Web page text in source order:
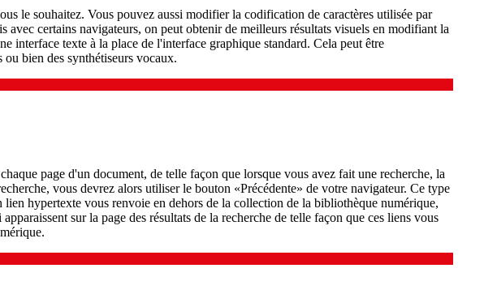
le souhaitez. Vous pouvez aussi modifier la codification de caractères utilisée par
certains navigateurs, on peut obtenir de meilleurs résultats visuels en modifiant la
interface texte à la place de l'interface graphique standard. Cela peut être
bien des synthétiseurs vocaux.
page d'un document, de telle façon que lorsque vous avez fait une recherche, la
vous devrez alors utiliser le bouton «Précédente» de votre navigateur. Ce type
hypertexte vous renvoie en dehors de la collection de la bibliothèque numérique,
sur la page des résultats de la recherche de telle façon que ces liens vous